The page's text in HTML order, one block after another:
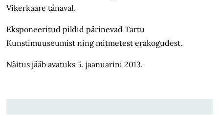
Vikerkaare tänaval.
Eksponeeritud pildid pärinevad Tartu
Kunstimuuseumist ning mitmetest erakogudest.
Näitus jääb avatuks 5. jaanuarini 2013.